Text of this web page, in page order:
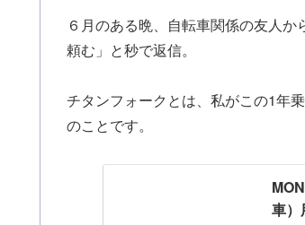
６月のある晩、自転車関係の友人
頼む」と秒で返信。
チタンフォークとは、私がこの1年
のことです。
車）